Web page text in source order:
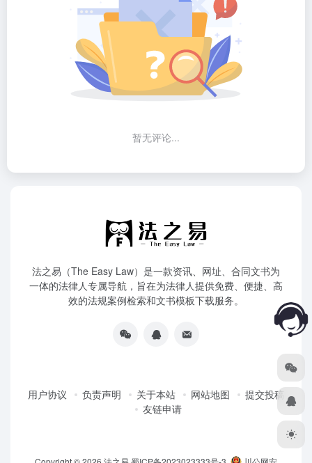
暂无评论...
法之易（The Easy Law）是一款资讯、网址、合同文书为
一体的法律人专属导航，旨在为法律人提供免费、便捷、高
效的法规案例检索和文书模板下载服务。
用户协议 负责声明 关于本站 网站地图
提交投稿
友链申请